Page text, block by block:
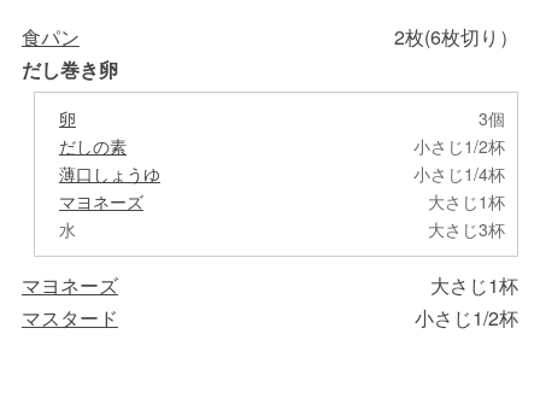
食パン
2枚(6枚切り）
だし巻き卵
卵
3個
だしの素
小さじ1/2杯
薄口しょうゆ
小さじ1/4杯
マヨネーズ
大さじ1杯
水
大さじ3杯
マヨネーズ
大さじ1杯
マスタード
小さじ1/2杯